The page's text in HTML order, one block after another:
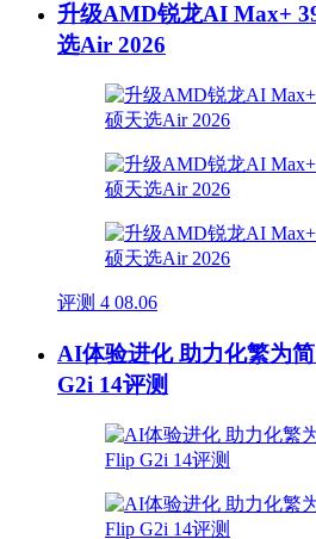
升级AMD锐龙AI Max+
选Air 2026
评测 4 08.06
AI体验进化 助力化繁为
G2i 14评测